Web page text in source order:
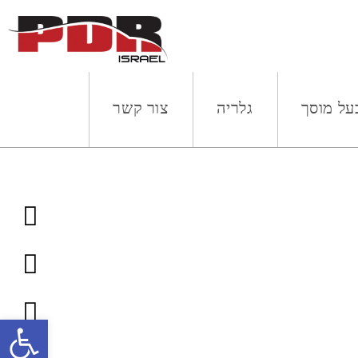
פתח
מוסך גלריה צור קשר